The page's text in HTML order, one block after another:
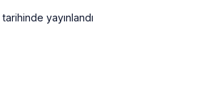
tarihinde yayınlandı